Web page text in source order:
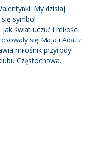
My dzisiaj
symbol
świat uczuć i miłości
się Maja i Ada, z
miłośnik przyrody
Częstochowa.